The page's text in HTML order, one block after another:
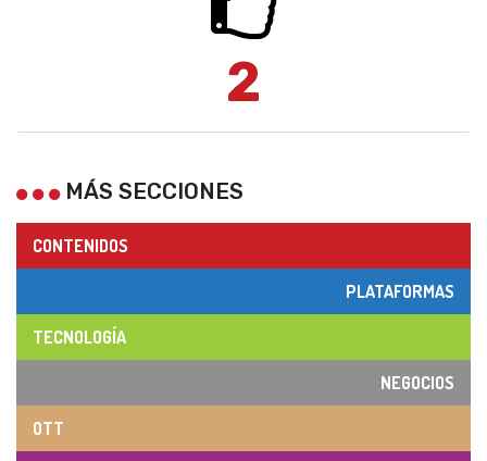
2
MÁS SECCIONES
CONTENIDOS
PLATAFORMAS
TECNOLOGÍA
NEGOCIOS
OTT